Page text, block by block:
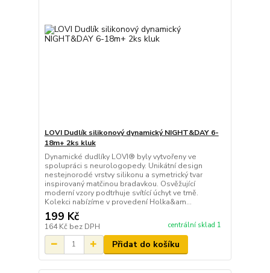
LOVI Dudlík silikonový dynamický NIGHT&DAY 6-
18m+ 2ks kluk
Dynamické dudlíky LOVI® byly vytvořeny ve
spolupráci s neurologopedy. Unikátní design
nestejnorodé vrstvy silikonu a symetrický tvar
inspirovaný matčinou bradavkou. Osvěžující
moderní vzory podtrhuje svítící úchyt ve tmě.
Kolekci nabízíme v provedení Holka&am...
199 Kč
164 Kč bez DPH centrální sklad 1
Přidat do košíku